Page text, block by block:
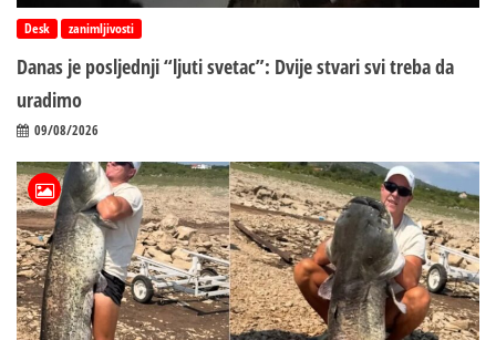
Desk zanimljivosti
Danas je posljednji “ljuti svetac”: Dvije stvari svi treba da
uradimo
09/08/2026